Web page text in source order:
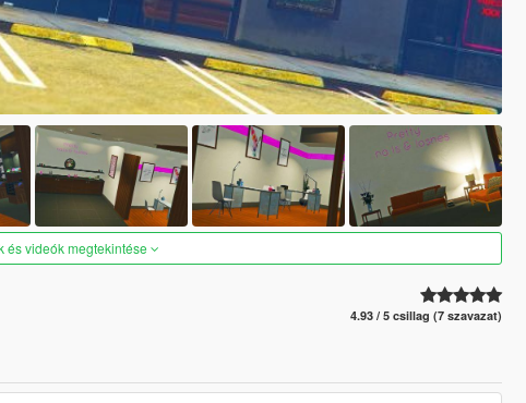
és videók megtekintése
4.93 / 5 csillag (7 szavazat)